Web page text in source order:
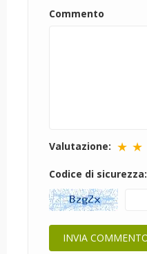
Commento
Valutazione: ★ ★
Codice di sicurezza: